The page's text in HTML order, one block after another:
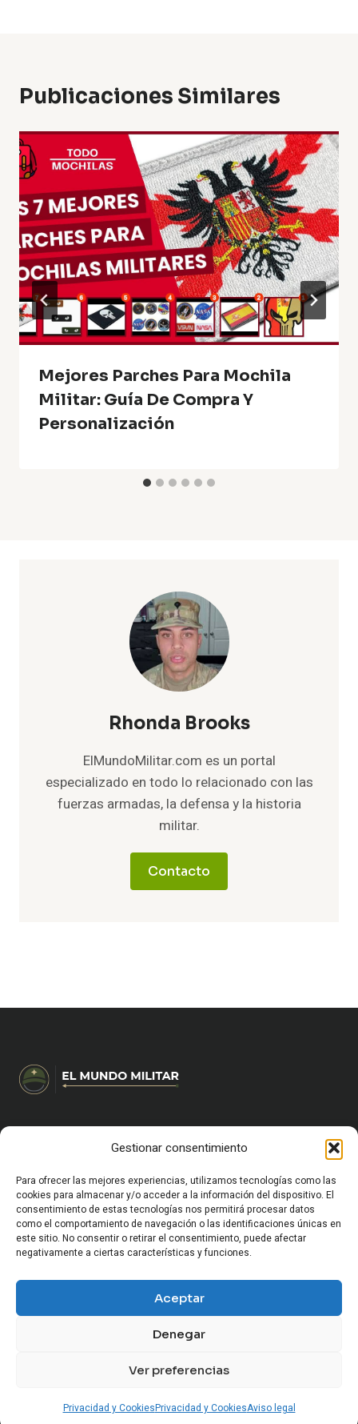
Gestionar consentimiento
Para ofrecer las mejores experiencias, utilizamos tecnologías como las
cookies para almacenar y/o acceder a la información del dispositivo. El
consentimiento de estas tecnologías nos permitirá procesar datos
como el comportamiento de navegación o las identificaciones únicas en
este sitio. No consentir o retirar el consentimiento, puede afectar
negativamente a ciertas características y funciones.
Aceptar
Denegar
Ver preferencias
Privacidad y CookiesPrivacidad y CookiesAviso legal
Publicaciones Similares
Mejores Parches Para Mochila
Militar: Guía De Compra Y
Personalización
Rhonda Brooks
ElMundoMilitar.com es un portal
especializado en todo lo relacionado con las
fuerzas armadas, la defensa y la historia
militar.
Contacto
CARRERA MILITAR Y FORMACIÓN
VIDA MILITAR EN ESPAÑA
EQUIPAMIENTO Y SUPERVIVENCIA
OCIO Y CULTURA MILITAR
HISTORIA MILITAR
CURIOSIDADES Y ANÉCDOTAS MILITARES
ARMAMENTO Y VEHÍCULOS MILITARES